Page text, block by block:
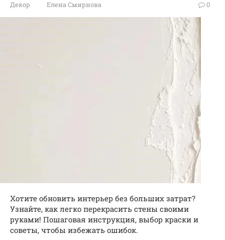
Декор Елена Смирнова 0
Хотите обновить интерьер без больших затрат?
Узнайте, как легко перекрасить стены своими
руками! Пошаговая инструкция, выбор краски и
советы, чтобы избежать ошибок.